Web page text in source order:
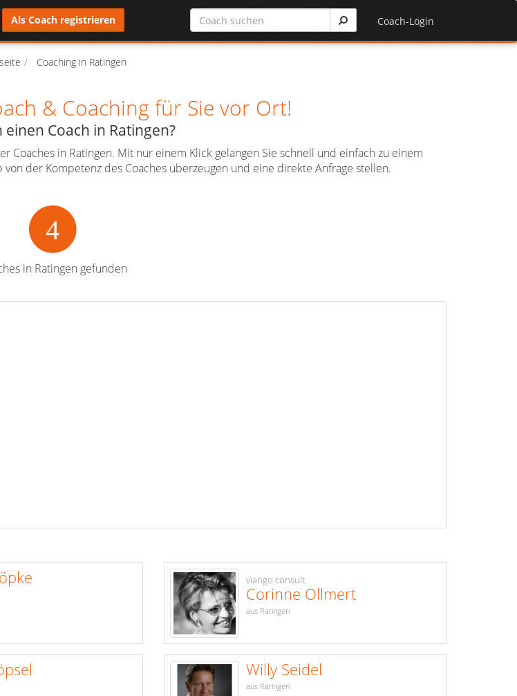
Coach-Login
Als Coach registrieren
Coaching in Ratingen
& Coaching für Sie vor Ort!
einen Coach in Ratingen?
Coaches in Ratingen. Mit nur einem Klick gelangen Sie schnell und einfach zu einem
der Kompetenz des Coaches überzeugen und eine direkte Anfrage stellen.
4
in Ratingen gefunden
viango consult
Corinne Ollmert
aus Ratingen
Willy Seidel
aus Ratingen